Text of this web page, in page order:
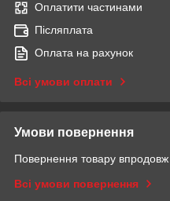
Оплатити частинами
Післяплата
Оплата на рахунок
Всі умови оплати
Умови повернення
Повернення товару впродовж
Всі умови повернення